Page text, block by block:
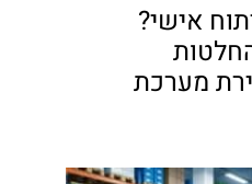
אישי?
מערכת